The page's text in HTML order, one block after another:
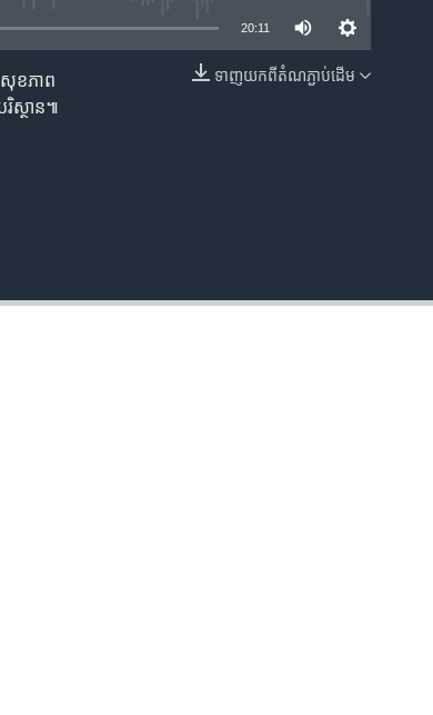
EMBED
20:11
ទាញ​យក​ពី​តំណភ្ជាប់​ដើម
សុខភាព​
ស្ថាន៕